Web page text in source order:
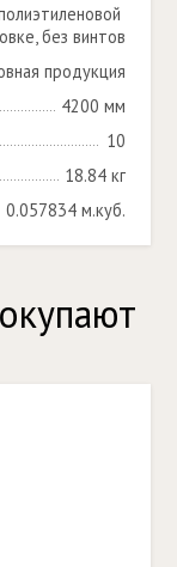
без винтов
продукция
4200 мм
10
18.84 кг
0.057834 м.куб.